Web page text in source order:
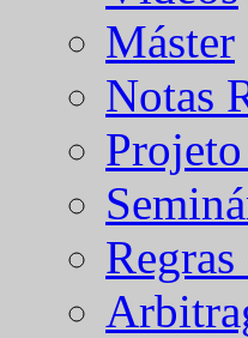
Máster
Notas